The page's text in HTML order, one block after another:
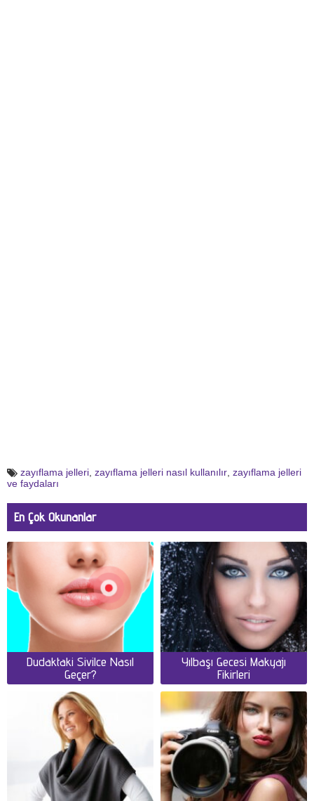
zayıflama jelleri, zayıflama jelleri nasıl kullanılır, zayıflama jelleri
ve faydaları
En Çok Okunanlar
Dudaktaki Sivilce Nasıl
Geçer?
Yılbaşı Gecesi Makyajı
Fikirleri